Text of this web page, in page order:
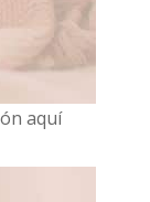
aquí